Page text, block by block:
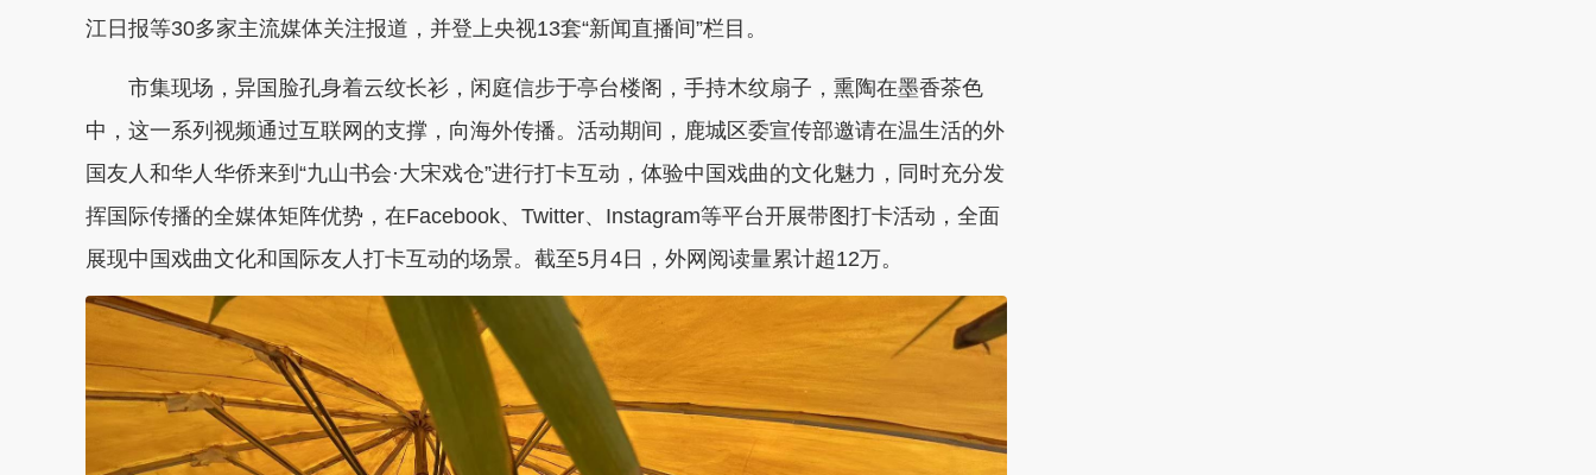
江日报等30多家主流媒体关注报道，并登上央视13套“新闻直播间”栏目。
市集现场，异国脸孔身着云纹长衫，闲庭信步于亭台楼阁，手持木纹扇子，熏陶在墨香茶色
中，这一系列视频通过互联网的支撑，向海外传播。活动期间，鹿城区委宣传部邀请在温生活的外
国友人和华人华侨来到“九山书会·大宋戏仓”进行打卡互动，体验中国戏曲的文化魅力，同时充分发
挥国际传播的全媒体矩阵优势，在Facebook、Twitter、Instagram等平台开展带图打卡活动，全面
展现中国戏曲文化和国际友人打卡互动的场景。截至5月4日，外网阅读量累计超12万。